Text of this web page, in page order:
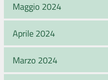
Maggio 2024
Aprile 2024
Marzo 2024